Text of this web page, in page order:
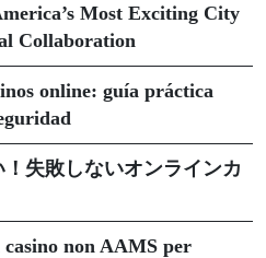
Most Exciting City
Collaboration
online: guía práctica
失敗しないオンラインカ
non AAMS per